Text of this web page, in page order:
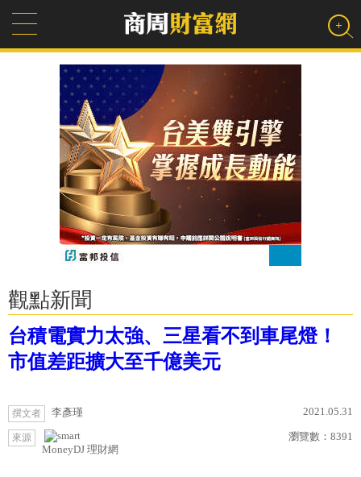
觀點新聞
台積電實力太強、三星看不到車尾燈！
市值差距擴大至千億美元
撰文者 李彥瑾 2021.05.31
來源
MoneyDJ 理財網
瀏覽數： 8391